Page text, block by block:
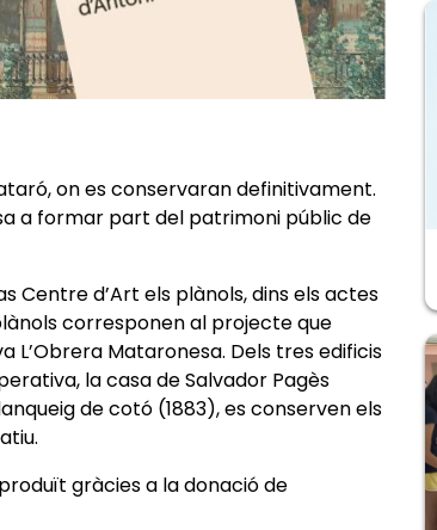
on es conservaran definitivament.
a formar part del patrimoni públic de
Centre d’Art els plànols, dins els actes
corresponen al projecte que
L’Obrera Mataronesa. Dels tres edificis
la casa de Salvador Pagès
de cotó (1883), es conserven els
gràcies a la donació de